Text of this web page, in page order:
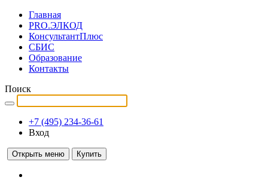
Главная
PRO.ЭЛКОД
КонсультантПлюс
СБИС
Образование
Контакты
Поиск
+7 (495) 234-36-61
Вход
Открыть меню Купить